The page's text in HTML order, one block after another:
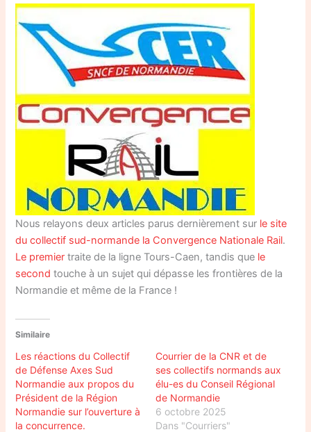
Nous relayons deux articles parus dernièrement sur le site
du collectif sud-normande la Convergence Nationale Rail.
Le premier traite de la ligne Tours-Caen, tandis que le
second touche à un sujet qui dépasse les frontières de la
Normandie et même de la France !
Similaire
Les réactions du Collectif
de Défense Axes Sud
Normandie aux propos du
Président de la Région
Normandie sur l’ouverture à
la concurrence.
Courrier de la CNR et de
ses collectifs normands aux
élu-es du Conseil Régional
de Normandie
6 octobre 2025
Dans "Courriers"